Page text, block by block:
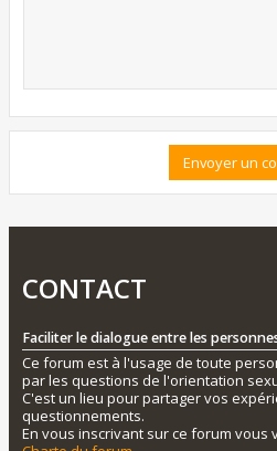
CONTACT
Faciliter le dialogue entre les
Ce forum est à l'usage de toute
par les questions de l'orientation
C'est un lieu pour partager vos
questionnements.
En vous inscrivant sur ce forum vous